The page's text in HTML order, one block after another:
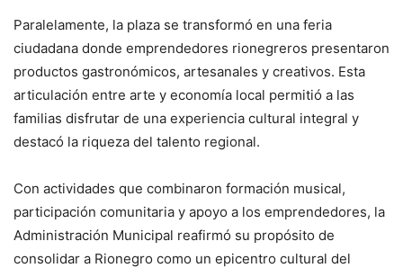
Paralelamente, la plaza se transformó en una feria
ciudadana donde emprendedores rionegreros presentaron
productos gastronómicos, artesanales y creativos. Esta
articulación entre arte y economía local permitió a las
familias disfrutar de una experiencia cultural integral y
destacó la riqueza del talento regional.
Con actividades que combinaron formación musical,
participación comunitaria y apoyo a los emprendedores, la
Administración Municipal reafirmó su propósito de
consolidar a Rionegro como un epicentro cultural del